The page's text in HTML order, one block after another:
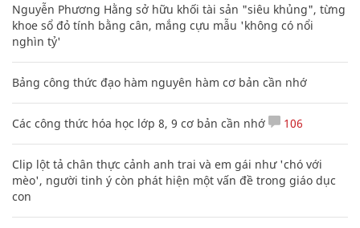
Nguyễn Phương Hằng sở hữu khối tài sản "siêu khủng", từng
khoe sổ đỏ tính bằng cân, mắng cựu mẫu 'không có nổi
nghìn tỷ'
Bảng công thức đạo hàm nguyên hàm cơ bản cần nhớ
Các công thức hóa học lớp 8, 9 cơ bản cần nhớ 106
Clip lột tả chân thực cảnh anh trai và em gái như 'chó với
mèo', người tinh ý còn phát hiện một vấn đề trong giáo dục
con